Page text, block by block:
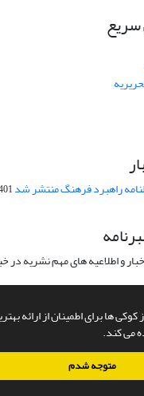
ها برای اطمینان از ارائه
می کند.
متوجه شدم
26
و اطلاعیه های مهم نشریه
نشریات علمی.طراحی و پیاده